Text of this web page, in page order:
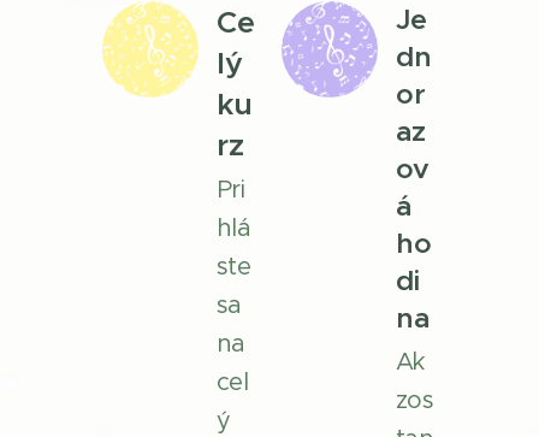
Ce
lý
ku
rz
Pri
hlá
ste
sa
na
cel
ý
Je
dn
or
az
ov
á
ho
di
na
Ak
zos